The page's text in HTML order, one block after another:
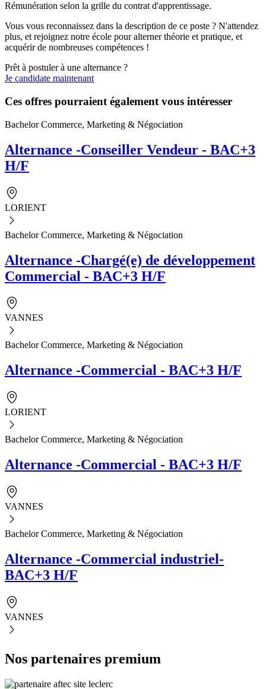
Rémunération selon la grille du contrat d'apprentissage.
Vous vous reconnaissez dans la description de ce poste ? N'attendez
plus, et rejoignez notre école pour alterner théorie et pratique, et
acquérir de nombreuses compétences !
Prêt à postuler à une alternance ?
Je candidate maintenant
Ces offres pourraient également vous intéresser
Bachelor Commerce, Marketing & Négociation
Alternance -Conseiller Vendeur - BAC+3
H/F
LORIENT
Bachelor Commerce, Marketing & Négociation
Alternance -Chargé(e) de développement
Commercial - BAC+3 H/F
VANNES
Bachelor Commerce, Marketing & Négociation
Alternance -Commercial - BAC+3 H/F
LORIENT
Bachelor Commerce, Marketing & Négociation
Alternance -Commercial - BAC+3 H/F
VANNES
Bachelor Commerce, Marketing & Négociation
Alternance -Commercial industriel-
BAC+3 H/F
VANNES
Nos partenaires premium